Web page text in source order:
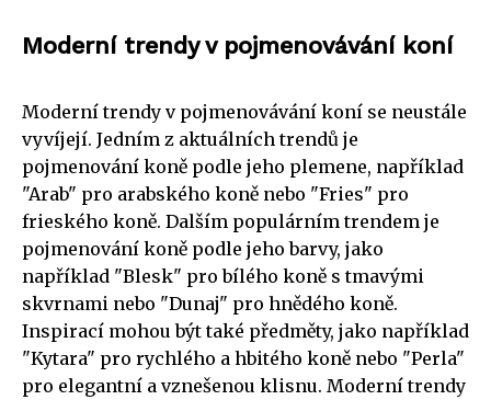
Moderní trendy v pojmenovávání koní
Moderní trendy v pojmenovávání koní se neustále
vyvíjejí. Jedním z aktuálních trendů je
pojmenování koně podle jeho plemene, například
"Arab" pro arabského koně nebo "Fries" pro
frieského koně. Dalším populárním trendem je
pojmenování koně podle jeho barvy, jako
například "Blesk" pro bílého koně s tmavými
skvrnami nebo "Dunaj" pro hnědého koně.
Inspirací mohou být také předměty, jako například
"Kytara" pro rychlého a hbitého koně nebo "Perla"
pro elegantní a vznešenou klisnu. Moderní trendy